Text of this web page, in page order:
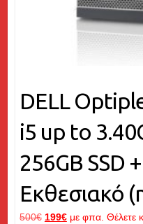
DELL
i5 up to
256GB SSD
Εκθεσιακό
500€ Original
199€Ημε φπα. Θέλετε